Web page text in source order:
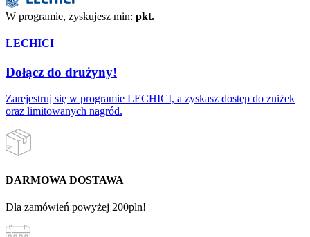
W programie, zyskujesz min: pkt.
LECHICI
Dołącz do drużyny!
Zarejestruj się w programie LECHICI, a zyskasz dostęp do zniżek
oraz limitowanych nagród.
DARMOWA DOSTAWA
Dla zamówień powyżej 200pln!